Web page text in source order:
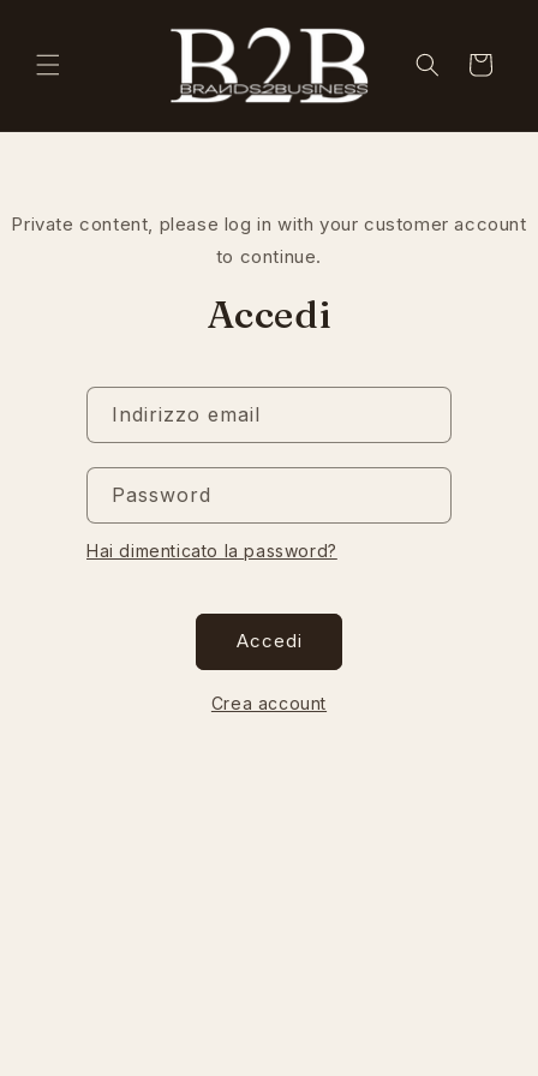
Carrello
Private content, please log in with your customer account
to continue.
Accedi
Indirizzo email
Password
Hai dimenticato la password?
Accedi
Crea account